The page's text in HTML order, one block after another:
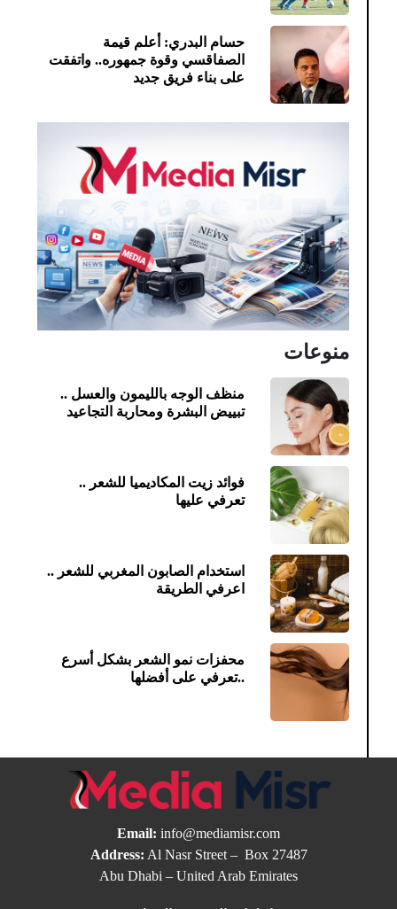
حسام البدري: أعلم قيمة
الصفاقسي وقوة جمهوره.. واتفقت
على بناء فريق جديد
منوعات
منظف الوجه بالليمون والعسل ..
تبييض البشرة ومحاربة التجاعيد
فوائد زيت المكاديميا للشعر ..
تعرفي عليها
استخدام الصابون المغربي للشعر ..
اعرفي الطريقة
محفزات نمو الشعر بشكل أسرع
..تعرفي على أفضلها
Email: info@mediamisr.com
Address: Al Nasr Street – Box 27487
Abu Dhabi – United Arab Emirates